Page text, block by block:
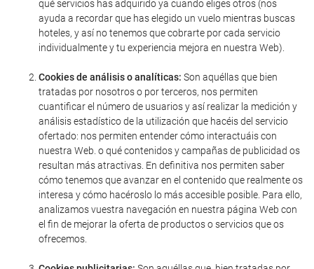
qué servicios has adquirido ya cuando eliges otros (nos
ayuda a recordar que has elegido un vuelo mientras buscas
hoteles, y así no tenemos que cobrarte por cada servicio
individualmente y tu experiencia mejora en nuestra Web).
Cookies de análisis o analíticas: Son aquéllas que bien
tratadas por nosotros o por terceros, nos permiten
cuantificar el número de usuarios y así realizar la medición y
análisis estadístico de la utilización que hacéis del servicio
ofertado: nos permiten entender cómo interactuáis con
nuestra Web. o qué contenidos y campañas de publicidad os
resultan más atractivas. En definitiva nos permiten saber
cómo tenemos que avanzar en el contenido que realmente os
interesa y cómo hacéroslo lo más accesible posible. Para ello,
analizamos vuestra navegación en nuestra página Web con
el fin de mejorar la oferta de productos o servicios que os
ofrecemos.